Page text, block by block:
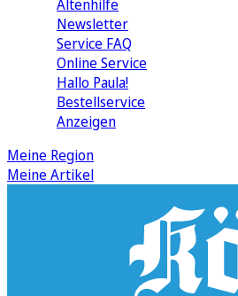
Altenhilfe
Newsletter
Service FAQ
Online Service
Hallo Paula!
Bestellservice
Anzeigen
Meine Region
Meine Artikel